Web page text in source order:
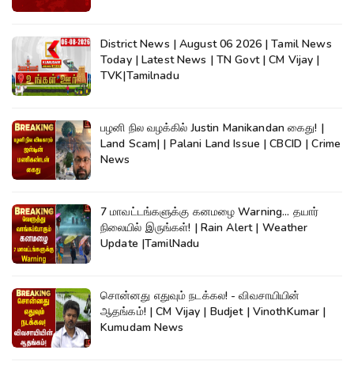
District News | August 06 2026 | Tamil News
Today | Latest News | TN Govt | CM Vijay |
TVK|Tamilnadu
பழனி நில வழக்கில் Justin Manikandan கைது! |
Land Scam| | Palani Land Issue | CBCID | Crime
News
7 மாவட்டங்களுக்கு கனமழை Warning... தயார்
நிலையில் இருங்கள்! | Rain Alert | Weather
Update |TamilNadu
சொன்னது எதுவும் நடக்கல! - விவசாயியின்
ஆதங்கம்! | CM Vijay | Budjet | VinothKumar |
Kumudam News